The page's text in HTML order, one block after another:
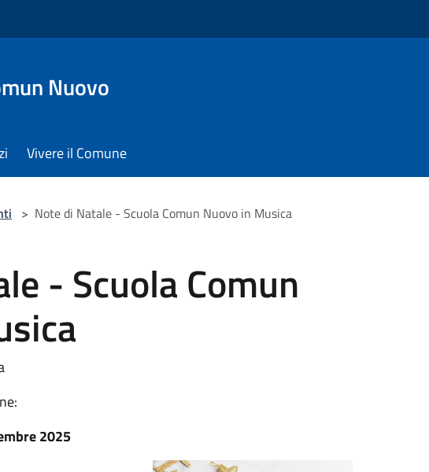
Nuovo
Vivere il Comune
> Note di Natale - Scuola Comun Nuovo in Musica
- Scuola Comun
2025